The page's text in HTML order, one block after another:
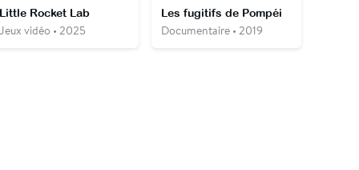
Rocket Lab
vidéo • 2025
Les fugitifs de Pompéi
Documentaire • 2019